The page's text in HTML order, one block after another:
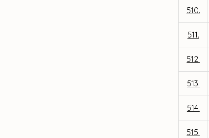
510.
511.
512.
513.
514.
515.